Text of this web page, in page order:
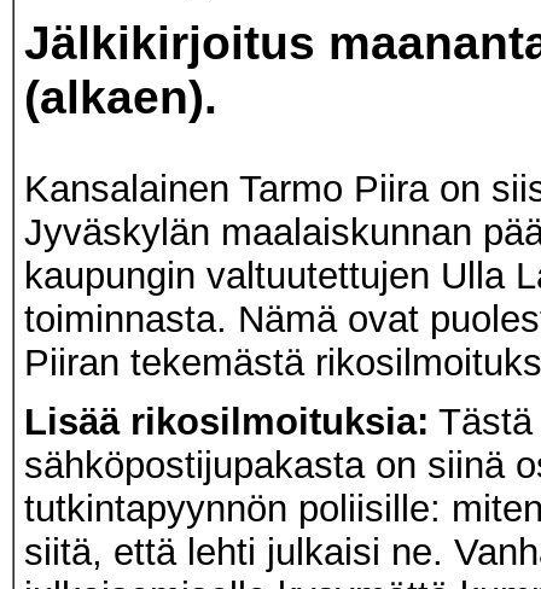
Jälkikirjoitus
(alkaen).
Kansalainen Tarmo Piira on
Jyväskylän maalaiskunnan
kaupungin valtuutettujen Ulla
toiminnasta. Nämä ovat
Piiran tekemästä
Lisää rikosilmoituksia:
sähköpostijupakasta on siinä
tutkintapyynnön poliisille:
siitä, että lehti julkaisi ne.